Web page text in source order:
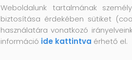
Megnézem
Weboldalunk tartalmának
biztosítása érdekében sütiket
használatára vonatkozó
információ ide kattintva érhető el.